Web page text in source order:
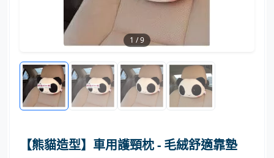
1 /9
【熊貓造型】車用護頸枕 - 毛絨舒適靠墊